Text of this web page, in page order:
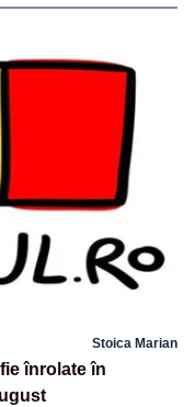
Stoica Marian
înrolate în